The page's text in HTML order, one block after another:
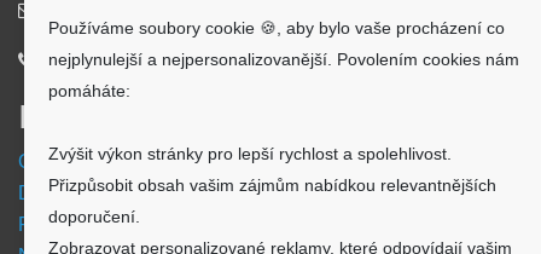
720 500 500
Informace
Obchodní podmínky
Doprava a platba
Reklamační formulář
Používáme soubory cookie 🍪, aby bylo vaše procházení co
nejplynulejší a nejpersonalizovanější. Povolením cookies nám
pomáháte:
Zvýšit výkon stránky pro lepší rychlost a spolehlivost.
Přizpůsobit obsah vašim zájmům nabídkou relevantnějších
doporučení.
Zobrazovat personalizované reklamy, které odpovídají vašim